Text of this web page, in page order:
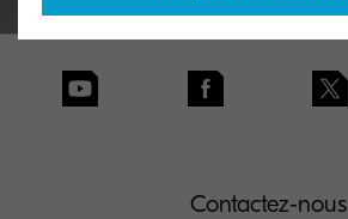
Contactez-nous